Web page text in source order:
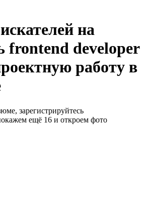
на
frontend developer
работу в
зарегистрируйтесь
ещё 16 и откроем фото